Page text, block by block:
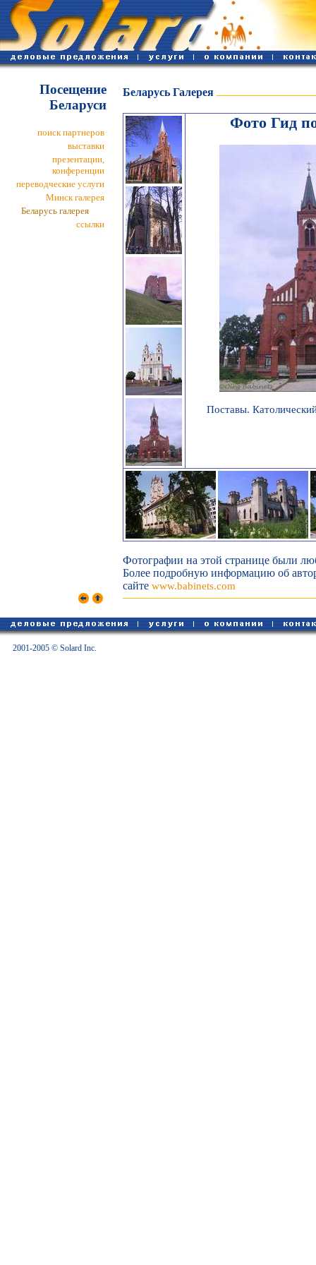
Посещение
Беларуси
поиск партнеров
выставки
презентации,
конференции
переводческие услуги
Минск галерея
Беларусь галерея
ссылки
Беларусь Галерея
Фото Гид
Поставы.
Фотографии на этой странице были
Более подробную информацию об
сайте www.babinets.com
2001-2005 © Solard Inc.